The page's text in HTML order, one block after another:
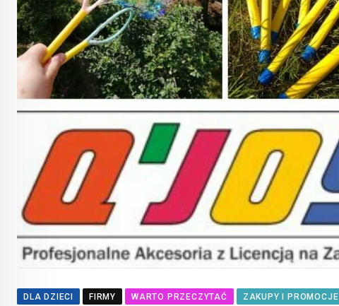
DLA DZIECI FIRMY WARTO PRZECZYTAĆ ZAKUPY I PROMOCJE